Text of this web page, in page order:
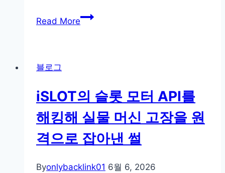
밍
정
상
로
그
패
Read More비
드
박
스
‘야
섹
블로그
iSLOT의 슬롯 모터 API를
해킹해 실물 머신 고장을 원
격으로 잡아낸 썰
Byonlybacklink01 6월 6, 2026